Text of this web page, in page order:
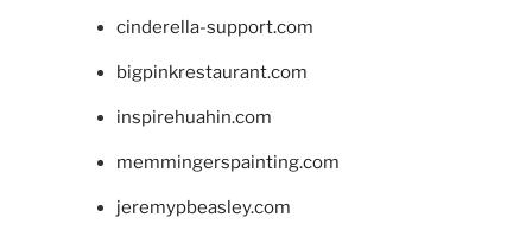
cinderella-support.com
bigpinkrestaurant.com
inspirehuahin.com
memmingerspainting.com
jeremypbeasley.com